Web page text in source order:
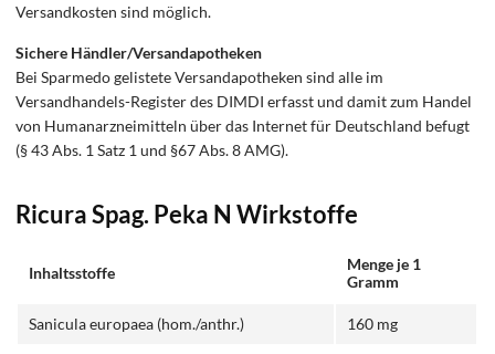
Versandkosten sind möglich.
Sichere Händler/Versandapotheken
Bei Sparmedo gelistete Versandapotheken sind alle im
Versandhandels-Register des DIMDI erfasst und damit zum Handel
von Humanarzneimitteln über das Internet für Deutschland befugt
(§ 43 Abs. 1 Satz 1 und §67 Abs. 8 AMG).
Ricura Spag. Peka N Wirkstoffe
Inhaltsstoffe
Menge je 1
Gramm
Sanicula europaea (hom./anthr.) 160 mg